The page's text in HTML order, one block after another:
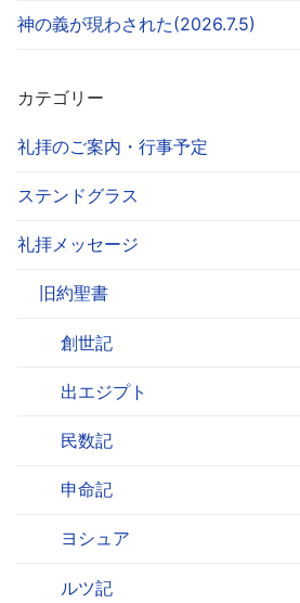
神の義が現わされた(2026.7.5)
カテゴリー
礼拝のご案内・行事予定
ステンドグラス
礼拝メッセージ
旧約聖書
創世記
出エジプト
民数記
申命記
ヨシュア
ルツ記